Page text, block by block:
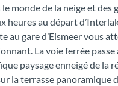
monde de la neige et des
heures au départ
au gare d’Eismeer vous
La voie ferrée
paysage enneigé de la
la terrasse panoramique